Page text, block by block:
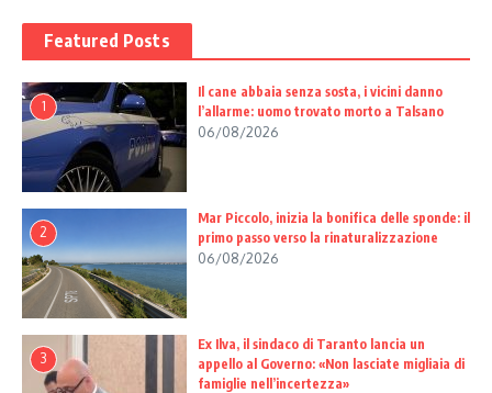
Featured Posts
1
Il cane abbaia senza sosta, i vicini danno
l’allarme: uomo trovato morto a Talsano
06/08/2026
2
Mar Piccolo, inizia la bonifica delle sponde: il
primo passo verso la rinaturalizzazione
06/08/2026
3
Ex Ilva, il sindaco di Taranto lancia un
appello al Governo: «Non lasciate migliaia di
famiglie nell’incertezza»